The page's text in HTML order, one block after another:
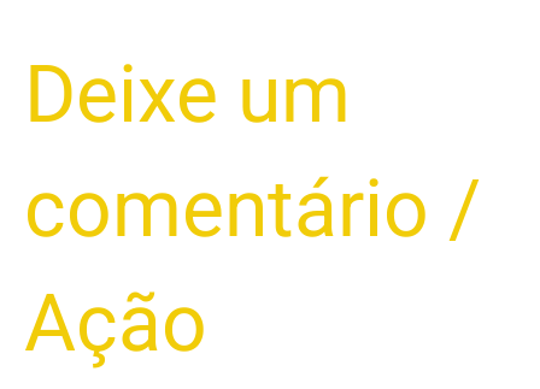
Deixe um
comentário /
Ação